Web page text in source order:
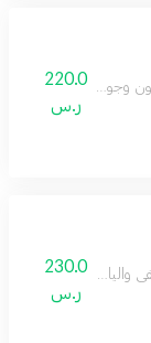
وجوزة الطيب220.0
ر.س
والياسمين والمسك
230.0
ر.س